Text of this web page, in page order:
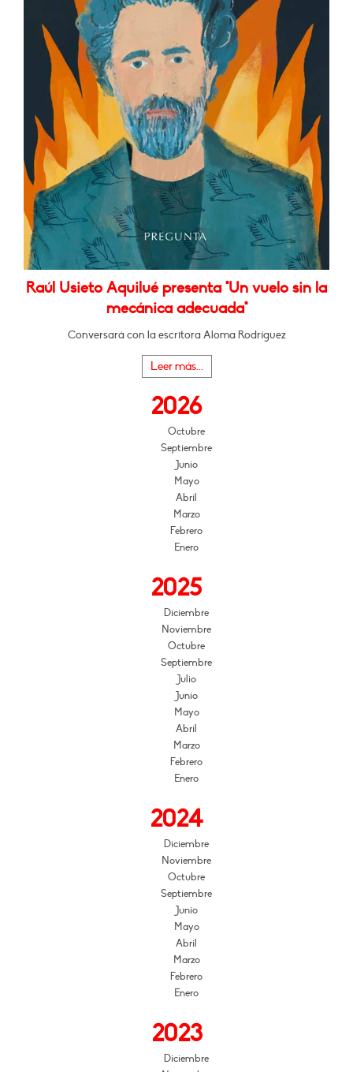
Raúl Usieto Aquilué presenta "Un vuelo sin la
mecánica adecuada"
Conversará con la escritora Aloma Rodríguez
Leer más...
2026
Octubre
Septiembre
Junio
Mayo
Abril
Marzo
Febrero
Enero
2025
Diciembre
Noviembre
Octubre
Septiembre
Julio
Junio
Mayo
Abril
Marzo
Febrero
Enero
2024
Diciembre
Noviembre
Octubre
Septiembre
Junio
Mayo
Abril
Marzo
Febrero
Enero
2023
Diciembre